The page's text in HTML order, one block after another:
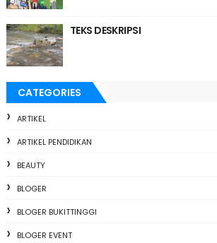
TEKS DESKRIPSI
CATEGORIES
ARTIKEL
ARTIKEL PENDIDIKAN
BEAUTY
BLOGER
BLOGER BUKITTINGGI
BLOGER EVENT